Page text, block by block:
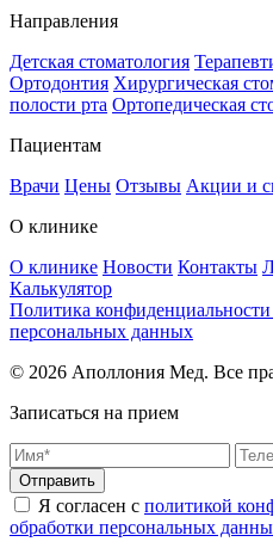
Направления
Детская стоматология
Ортодонтия Хирургическая
полости рта Ортопедическая
Пациентам
Врачи Цены Отзывы Акции и
О клинике
О клинике Новости Контакты
Калькулятор
Политика
персональных данных
© 2026 Аполлония Мед. Все
Записаться на прием
Отправить
Я согласен с политикой
обработки персональных